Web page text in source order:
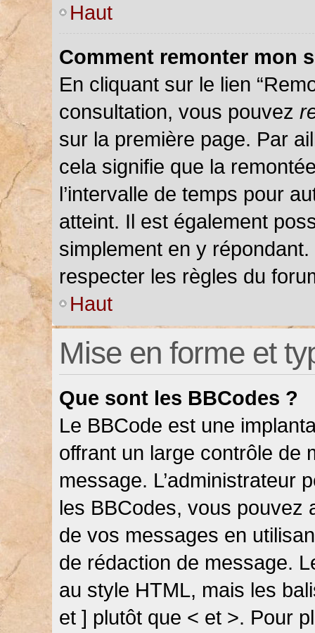
Haut
Comment remonter mon
En cliquant sur le lien
consultation, vous pouvez
sur la première page. Par
cela signifie que la
l’intervalle de temps pour
atteint. Il est également
simplement en y
respecter les règles du
Haut
Mise en forme et
Que sont les BBCodes ?
Le BBCode est une
offrant un large contrôle de
message. L’administrateur
les BBCodes, vous pouvez
de vos messages en
de rédaction de message.
au style HTML, mais les
et ] plutôt que < et >. Pour